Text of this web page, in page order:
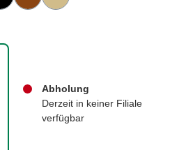
Abholung
Derzeit in keiner Filiale
verfügbar